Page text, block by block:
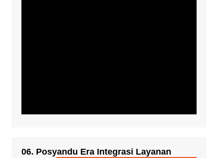
06. Posyandu Era Integrasi Layanan